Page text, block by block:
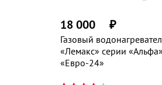
Газовый
«Лемакс» серии
«Евро-24»
18 000 ₽